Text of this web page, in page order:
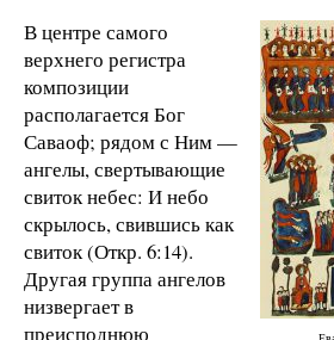
В центре самого
верхнего регистра
композиции
располагается Бог
Саваоф; рядом с Ним —
ангелы, свертывающие
свиток небес: И небо
скрылось, свившись как
свиток (Откр. 6:14).
Другая группа ангелов
низвергает в
преисподнюю